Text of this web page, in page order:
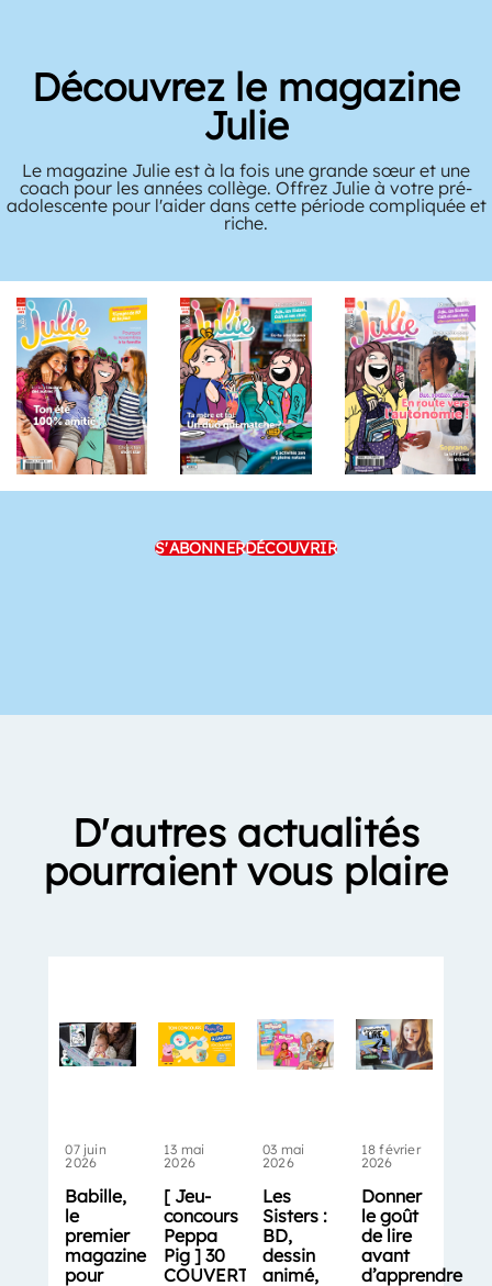
Découvrez le magazine
Julie
Le magazine Julie est à la fois une grande sœur et une
coach pour les années collège. Offrez Julie à votre pré-
adolescente pour l'aider dans cette période compliquée et
riche.
S'ABONNERDÉCOUVRIR
D'autres actualités
pourraient vous plaire
07 juin
2026
Babille,
le
premier
magazine
pour
13 mai
2026
[ Jeu-
concours
Peppa
Pig ] 30
COUVERTS
03 mai
2026
Les
Sisters :
BD,
dessin
animé,
18 février
2026
Donner
le goût
de lire
avant
d’apprendre